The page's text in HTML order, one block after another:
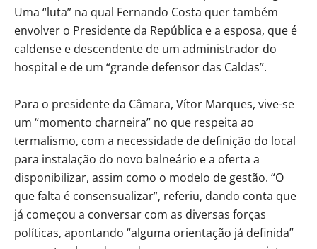
Uma “luta” na qual Fernando Costa quer também
envolver o Presidente da República e a esposa, que é
caldense e descendente de um administrador do
hospital e de um “grande defensor das Caldas”.
Para o presidente da Câmara, Vítor Marques, vive-se
um “momento charneira” no que respeita ao
termalismo, com a necessidade de definição do local
para instalação do novo balneário e a oferta a
disponibilizar, assim como o modelo de gestão. “O
que falta é consensualizar”, referiu, dando conta que
já começou a conversar com as diversas forças
políticas, apontando “alguma orientação já definida”